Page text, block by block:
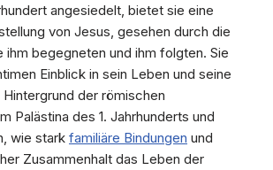
angesiedelt, bietet sie eine
von Jesus, gesehen durch die
ihm begegneten und ihm folgten. Sie
Einblick in sein Leben und seine
der römischen
Palästina des 1. Jahrhunderts und
wie stark familiäre Bindungen und
Zusammenhalt das Leben der